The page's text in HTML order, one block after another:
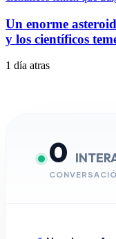
Un enorme
y los científicos
1 día atras
0